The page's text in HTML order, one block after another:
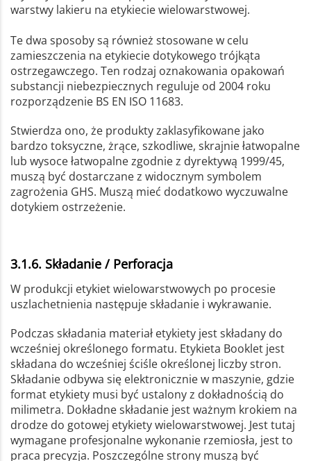
warstwy lakieru na etykiecie wielowarstwowej.
Te dwa sposoby są również stosowane w celu
zamieszczenia na etykiecie dotykowego trójkąta
ostrzegawczego. Ten rodzaj oznakowania opakowań
substancji niebezpiecznych reguluje od 2004 roku
rozporządzenie BS EN ISO 11683.
Stwierdza ono, że produkty zaklasyfikowane jako
bardzo toksyczne, żrące, szkodliwe, skrajnie łatwopalne
lub wysoce łatwopalne zgodnie z dyrektywą 1999/45,
muszą być dostarczane z widocznym symbolem
zagrożenia GHS. Muszą mieć dodatkowo wyczuwalne
dotykiem ostrzeżenie.
3.1.6. Składanie / Perforacja
W produkcji etykiet wielowarstwowych po procesie
uszlachetnienia następuje składanie i wykrawanie.
Podczas składania materiał etykiety jest składany do
wcześniej określonego formatu. Etykieta Booklet jest
składana do wcześniej ściśle określonej liczby stron.
Składanie odbywa się elektronicznie w maszynie, gdzie
format etykiety musi być ustalony z dokładnością do
milimetra. Dokładne składanie jest ważnym krokiem na
drodze do gotowej etykiety wielowarstwowej. Jest tutaj
wymagane profesjonalne wykonanie rzemiosła, jest to
praca precyzja. Poszczególne strony muszą być